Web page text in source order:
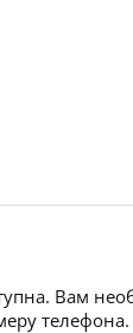
Вам
телефона.